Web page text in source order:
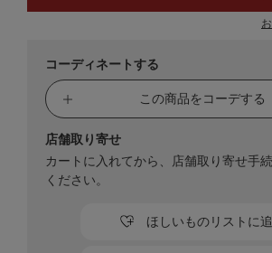
コーディネートする
この商品をコーデする
ほしいものリストに
店舗取り寄せ
カートに入れてから、店舗取り寄せ手
ください。